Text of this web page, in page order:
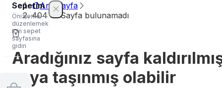
Sepetim
Önizleme —
düzenlemek
için sepet
sayfasına
gidin
Ana sayfa
404 — Sayfa bulunamadı
Aradığınız sayfa
veya taşınmış olabilir